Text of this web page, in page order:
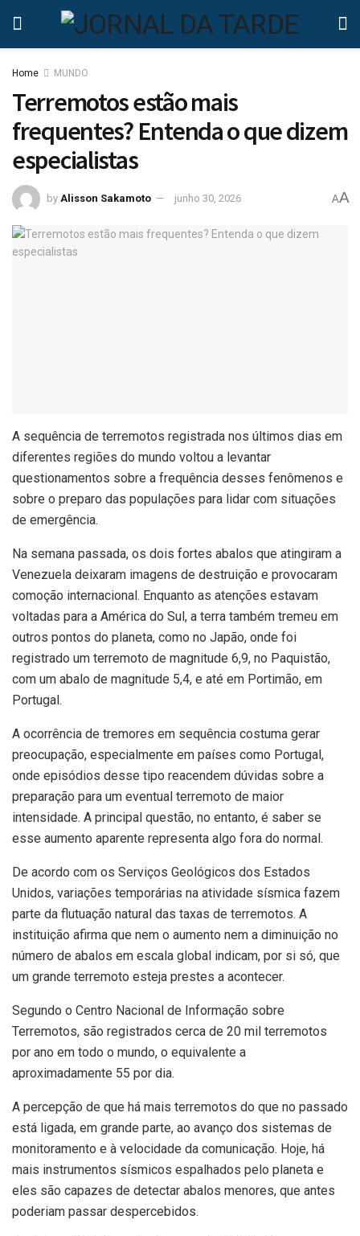
Home MUNDO
Terremotos estão mais
frequentes? Entenda o que dizem
especialistas
by Alisson Sakamoto junho 30, 2026 AA
A sequência de terremotos registrada nos últimos dias em
diferentes regiões do mundo voltou a levantar
questionamentos sobre a frequência desses fenômenos e
sobre o preparo das populações para lidar com situações
de emergência.
Na semana passada, os dois fortes abalos que atingiram a
Venezuela deixaram imagens de destruição e provocaram
comoção internacional. Enquanto as atenções estavam
voltadas para a América do Sul, a terra também tremeu em
outros pontos do planeta, como no Japão, onde foi
registrado um terremoto de magnitude 6,9, no Paquistão,
com um abalo de magnitude 5,4, e até em Portimão, em
Portugal.
A ocorrência de tremores em sequência costuma gerar
preocupação, especialmente em países como Portugal,
onde episódios desse tipo reacendem dúvidas sobre a
preparação para um eventual terremoto de maior
intensidade. A principal questão, no entanto, é saber se
esse aumento aparente representa algo fora do normal.
De acordo com os Serviços Geológicos dos Estados
Unidos, variações temporárias na atividade sísmica fazem
parte da flutuação natural das taxas de terremotos. A
instituição afirma que nem o aumento nem a diminuição no
número de abalos em escala global indicam, por si só, que
um grande terremoto esteja prestes a acontecer.
Segundo o Centro Nacional de Informação sobre
Terremotos, são registrados cerca de 20 mil terremotos
por ano em todo o mundo, o equivalente a
aproximadamente 55 por dia.
A percepção de que há mais terremotos do que no passado
está ligada, em grande parte, ao avanço dos sistemas de
monitoramento e à velocidade da comunicação. Hoje, há
mais instrumentos sísmicos espalhados pelo planeta e
eles são capazes de detectar abalos menores, que antes
poderiam passar despercebidos.